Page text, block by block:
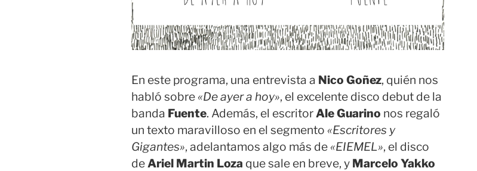
En este programa, una entrevista a Nico Goñez, quién nos
habló sobre «De ayer a hoy», el excelente disco debut de la
banda Fuente. Además, el escritorAle Guarino nos regaló
un texto maravilloso en el segmento «Escritores y
Gigantes», adelantamos algo más de «EIEMEL», el disco
deAriel Martin Loza que sale en breve, y Marcelo Yakko